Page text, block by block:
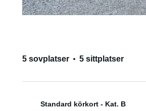
5 sovplatser
5 sittplatser
Standard körkort - Kat. B